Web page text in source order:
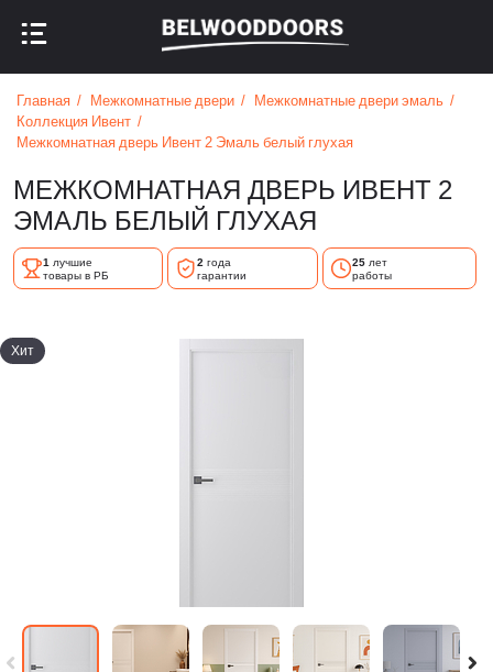
НАЗАД В МЕНЮ
НАЗАД В МЕНЮ
Главная Межкомнатные двери
Межкомнатные двери эмаль
Коллекция Ивент
Межкомнатная дверь Ивент 2 Эмаль белый глухая
МЕЖКОМНАТНАЯ ДВЕРЬ ИВЕНТ 2
ЭМАЛЬ БЕЛЫЙ ГЛУХАЯ
1 лучшие
товары в РБ
2 года
гарантии
25лет
работы
Хит